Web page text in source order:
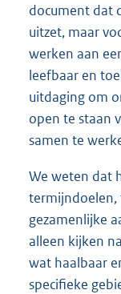
document dat
uitzet, maar
werken aan
leefbaar en
uitdaging om
open te staan
samen te
We weten dat
termijndoelen,
gezamenlijke
alleen kijken
wat haalbaar
specifieke